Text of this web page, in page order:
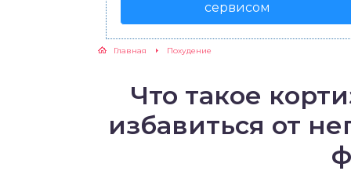
сервисом
Главная Похудение
Что такое
избавиться от